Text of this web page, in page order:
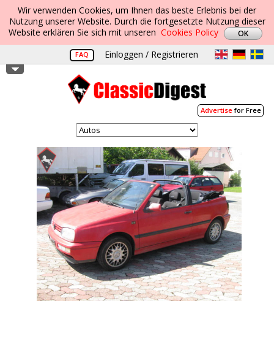
Wir verwenden Cookies, um Ihnen das beste Erlebnis bei der
Nutzung unserer Website. Durch die fortgesetzte Nutzung dieser
Website erklären Sie sich mit unseren Cookies Policy
FAQ Einloggen / Registrieren
Advertisefor Free